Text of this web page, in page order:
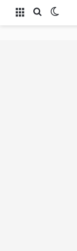
القائمة بحث عن